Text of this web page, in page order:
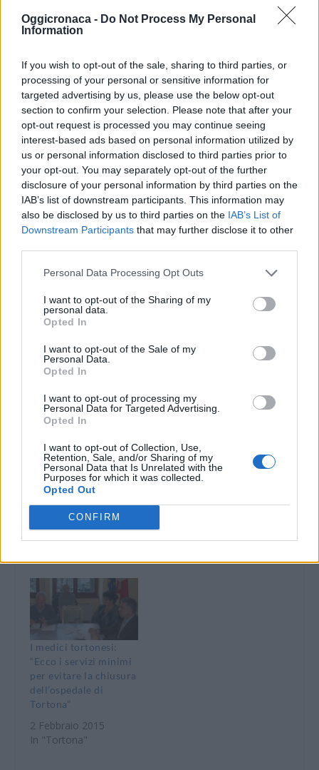
Oggicronaca - Do Not Process My Personal
Information
If you wish to opt-out of the sale, sharing to third parties, or
processing of your personal or sensitive information for
targeted advertising by us, please use the below opt-out
section to confirm your selection. Please note that after your
opt-out request is processed you may continue seeing
interest-based ads based on personal information utilized by
us or personal information disclosed to third parties prior to
your opt-out. You may separately opt-out of the further
disclosure of your personal information by third parties on the
IAB’s list of downstream participants. This information may
also be disclosed by us to third parties on the IAB’s List of
Downstream Participants that may further disclose it to other
Personal Data Processing Opt Outs
I want to opt-out of the Sharing of my
personal data.
Opted In
I want to opt-out of the Sale of my
Personal Data.
Opted In
I want to opt-out of processing my
Personal Data for Targeted Advertising.
Opted In
I want to opt-out of Collection, Use,
Retention, Sale, and/or Sharing of my
Personal Data that Is Unrelated with the
Purposes for which it was collected.
Opted Out
CONFIRM
20 novembre 2011
DOWNLOAD QR 🠋
Condividi:
WhatsApp
Stampa
Correlati
TORTONA: In città
mancano luoghi per
assistere i malati
dimessi dall’ospedale
malattie croniche
Si chiama “Continuità
Assistenziale” ed è la
nuova forma di aiuto
per i malati appena
dimessi dall’ospedale o
che hanno bisogno di
cure per malattie
qualche anno fa,
ospedale; adesso non
si può più. Cosa fare
allora? Lo abbiamo
chiesto alla
dottoressa…
19 Giugno 2012
In "Tortona"
L’ospedale di Tortona
semivuoto e quello di
Novi al collasso. Il PD
I medici tortonesi:
“Ecco i servizi minimi
per evitare la chiusura
dell’ospedale di
Tortona”
2 Febbraio 2015
In "Tortona"